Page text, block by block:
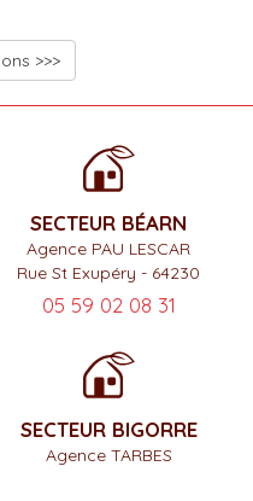
>>>
SECTEUR BÉARN
Agence PAU LESCAR
Rue St Exupéry - 64230
05 59 02 08 31
SECTEUR BIGORRE
Agence TARBES